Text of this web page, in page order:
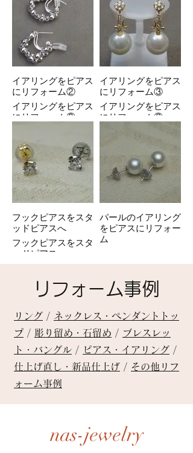
イアリングをピアス
にリフォーム②
イアリングをピアス
にリフォーム②
イアリングをピアス
にリフォーム③
イアリングをピアス
にリフォーム③
フックピアスをスタ
ッドピアスへ
フックピアスをスタ
ッドピアスへ
パールのイアリング
をピアスにリフォー
ム
リフォーム事例
リング / ネックレス・ペンダントトッ
プ / 彫り留め・石留め / ブレスレッ
ト・バングル / ピアス・イアリング /
仕上げ直し・新品仕上げ / その他リフ
ォーム事例
nas-jewelry